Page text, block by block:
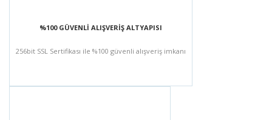
%100 GÜVENLİ ALIŞVERİŞ ALTYAPISI
256bit SSL Sertifikası ile %100 güvenli alışveriş imkanı